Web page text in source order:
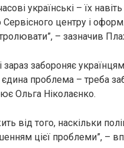
українські – їх
Сервісного центру і
– зазначив
зараз забороняє
проблема – треба
Ольга Ніколаєнко.
від того, наскільки
цієї проблеми”, –